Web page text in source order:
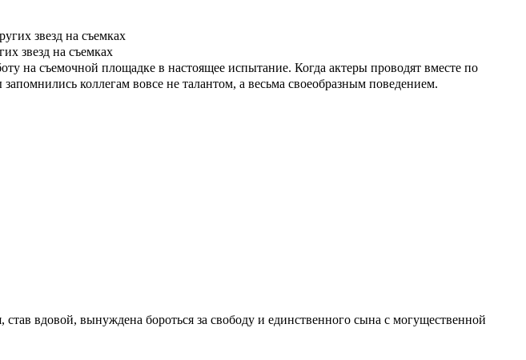
звезд на съемках
на съемочной площадке в настоящее испытание. Когда актеры проводят вместе по
коллегам вовсе не талантом, а весьма своеобразным поведением.
вдовой, вынуждена бороться за свободу и единственного сына с могущественной